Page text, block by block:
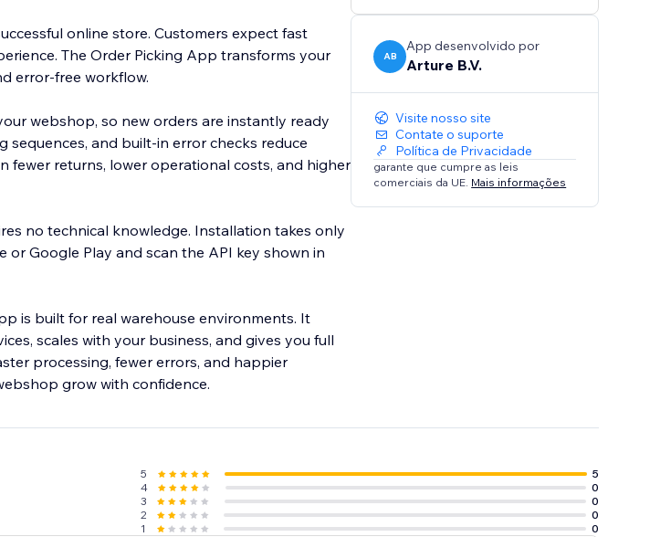
online store. Customers expect fast
The Order Picking App transforms your
error-free workflow.
webshop, so new orders are instantly ready
sequences, and built-in error checks reduce
fewer returns, lower operational costs, and higher
no technical knowledge. Installation takes only
Google Play and scan the API key shown in
is built for real warehouse environments. It
scales with your business, and gives you full
processing, fewer errors, and happier
grow with confidence.
AB
App desenvolvido por
Arture B.V.
Visite nosso site
Contate o suporte
Política de Privacidade
garante que cumpre as leis
comerciais da UE. Mais informações
5
5
4
0
3
0
2
0
1
0